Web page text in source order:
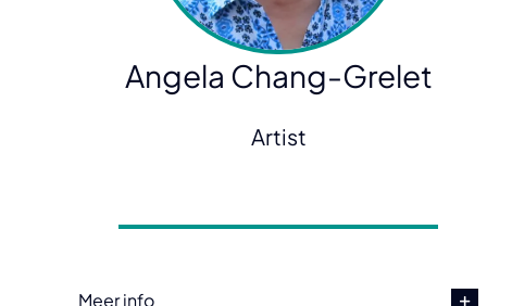
Angela Chang-Grelet
Artist
Meer info